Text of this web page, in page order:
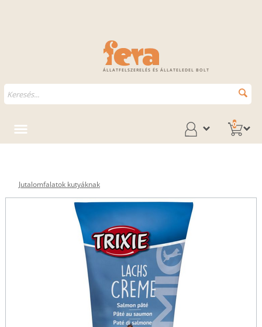
ÁLLATFELSZERELÉS ÉS ÁLLATELEDEL BOLT
0
Jutalomfalatok kutyáknak